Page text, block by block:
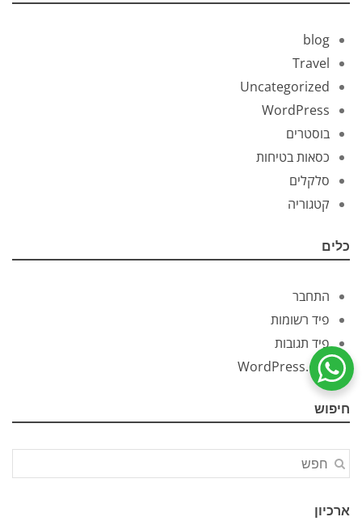
blog
Travel
Uncategorized
WordPress
בוסטרים
כסאות בטיחות
סלקלים
קטגוריה
כלים
התחבר
פיד רשומות
פיד תגובות
WordPress.org
חיפוש
ארכיון
שיחת ווטסאפ עם שירות הלקוחות